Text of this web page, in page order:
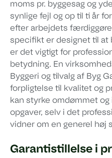
moms pr. byggesag og
synlige fejl og op til ti år
efter arbejdets
specifikt er designet til at
er det vigtigt for
betydning. En
Byggeri og tilvalg af Byg
forpligtelse til kvalitet og
kan styrke omdømmet
opgaver, selv i det
vidner om en generel høj
Garantistillelse i